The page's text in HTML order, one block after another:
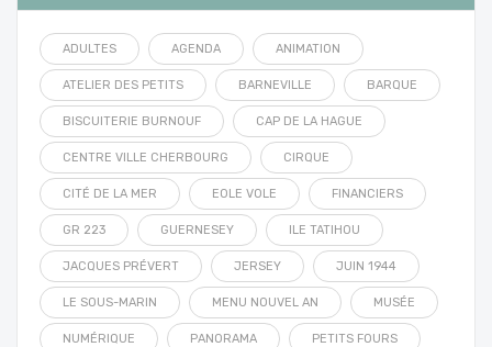
ADULTES AGENDA ANIMATION
ATELIER DES PETITS BARNEVILLE BARQUE
BISCUITERIE BURNOUF CAP DE LA HAGUE
CENTRE VILLE CHERBOURG CIRQUE
CITÉ DE LA MER EOLE VOLE FINANCIERS
GR 223 GUERNESEY ILE TATIHOU
JACQUES PRÉVERT JERSEY JUIN 1944
LE SOUS-MARIN MENU NOUVEL AN MUSÉE
NUMÉRIQUE PANORAMA PETITS FOURS